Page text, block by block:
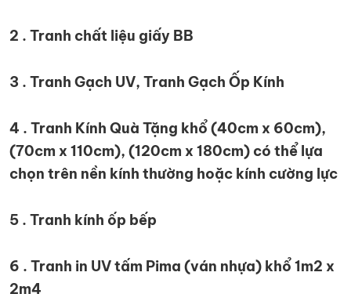
2 . Tranh chất liệu giấy BB
3 . Tranh Gạch UV, Tranh Gạch Ốp Kính
4 . Tranh Kính Quà Tặng khổ (40cm x 60cm),
(70cm x 110cm), (120cm x 180cm) có thể lựa
chọn trên nền kính thường hoặc kính cường lực
5 . Tranh kính ốp bếp
6 . Tranh in UV tấm Pima (ván nhựa) khổ 1m2 x
2m4